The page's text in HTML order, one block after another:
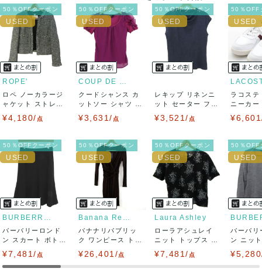
ネコポスの場合は日時指定ができませんので、ご了承下さい
ませ。
USED品に関しましては、見る方によって状態の価値観が異な
りますので、トラブルを避けるため、神経質な方や完璧な商
品を求められる方は御購入をお控えください。
また商品には細心の注意をはらっておりますが、何かござい
ましたら、レビュー記載前に必ずコメント欄よりご連絡お願
い致します。対応できることがあれば、誠意をもって対応致
します。
また並行輸入品もございますので、真贋方法などお答えでき
ない場合もございます。
万が一、購入後に偽造品等が発覚しましたら、返品・返金に
50％OFFクーポン
ROPE'
ロペ ノーカラージ
ャケット ストレッ
¥4,180/ 点
50％OFFクーポン
COUP DE CHANCE
クードシャンス カ
ットソー シャツ 半
¥3,631/ 点
50％OFFクーポン
レキップ リネンニ
ット セーター フレ
¥3,521/ 点
50％OFF
ラコステ
ニーカ
50％OFFクーポン
BURBERRY LONDON
バーバリーロンド
ン スカート ボトム
¥7,481/ 点
50％OFFクーポン
Banana Republic
バナナリパブリッ
ク ワンピース トッ
¥26,401/点
50％OFFクーポン
Laura Ashley
ローラアシュレイ
ニット トップス 半
¥7,481/ 点
50％OFF
バーバリ
ン ニッ